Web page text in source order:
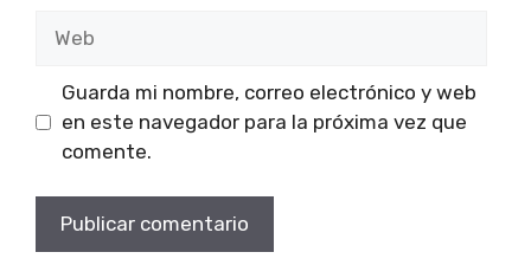
Guarda mi nombre, correo electrónico y web
en este navegador para la próxima vez que
comente.